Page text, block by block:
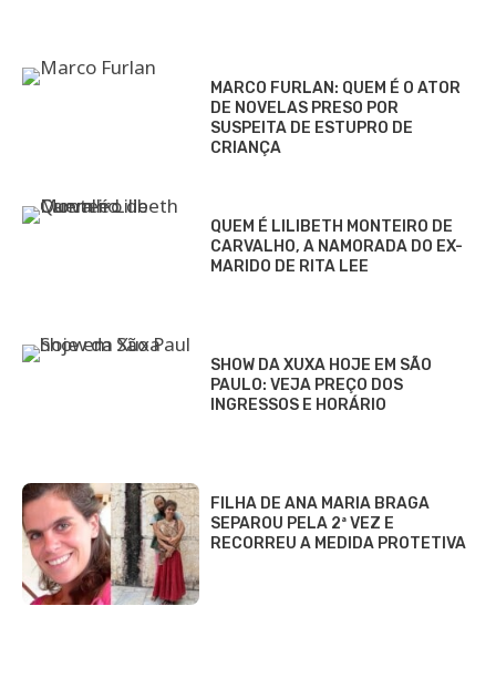
MARCO FURLAN: QUEM É O ATOR
DE NOVELAS PRESO POR
SUSPEITA DE ESTUPRO DE
CRIANÇA
QUEM É LILIBETH MONTEIRO DE
CARVALHO, A NAMORADA DO EX-
MARIDO DE RITA LEE
SHOW DA XUXA HOJE EM SÃO
PAULO: VEJA PREÇO DOS
INGRESSOS E HORÁRIO
FILHA DE ANA MARIA BRAGA
SEPAROU PELA 2ª VEZ E
RECORREU A MEDIDA PROTETIVA